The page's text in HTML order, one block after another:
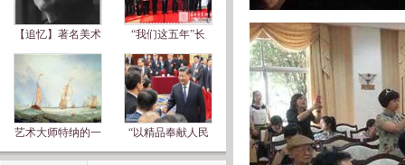
【追忆】著名美术 “我们这五年”长
艺术大师特纳的一 “以精品奉献人民